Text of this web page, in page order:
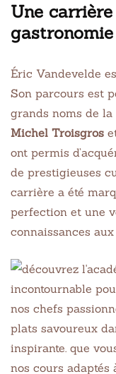
Une
gastronomie
Éric Vandevelde
Son parcours est
grands noms de
Michel Troisgros
ont permis
de prestigieuses
carrière a été
perfection et une
connaissances